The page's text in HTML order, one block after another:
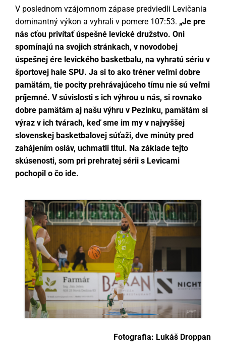
V poslednom vzájomnom zápase predviedli Levičania
dominantný výkon a vyhrali v pomere 107:53. „Je pre
nás cťou privítať úspešné levické družstvo. Oni
spomínajú na svojich stránkach, v novodobej
úspešnej ére levického basketbalu, na vyhratú sériu v
športovej hale SPU. Ja si to ako tréner veľmi dobre
pamätám, tie pocity prehrávajúceho tímu nie sú veľmi
príjemné. V súvislosti s ich výhrou u nás, si rovnako
dobre pamätám aj našu výhru v Pezinku, pamätám si
výraz v ich tvárach, keď sme im my v najvyššej
slovenskej basketbalovej súťaži, dve minúty pred
zahájením osláv, uchmatli titul. Na základe tejto
skúsenosti, som pri prehratej sérii s Levicami
pochopil o čo ide.
Fotografia: Lukáš Droppan